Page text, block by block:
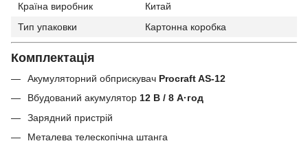
Країна виробник
Китай
Тип упаковки
Картонна коробка
Комплектація
Акумуляторний обприскувач Procraft AS-12
Вбудований акумулятор 12 В / 8 А·год
Зарядний пристрій
Металева телескопічна штанга